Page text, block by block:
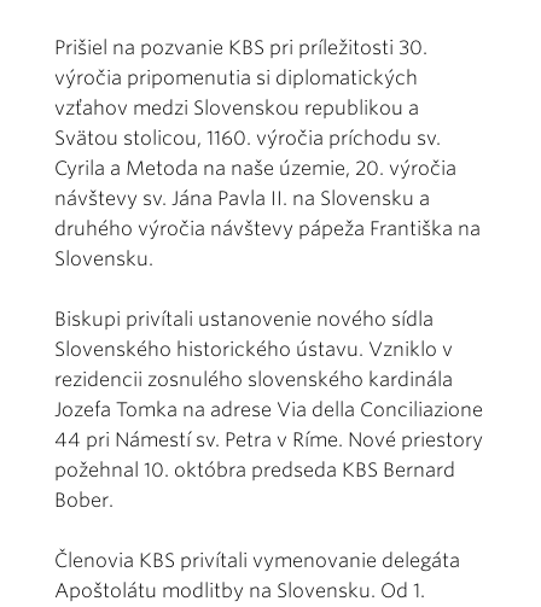
Prišiel na pozvanie KBS pri príležitosti 30.
výročia pripomenutia si diplomatických
vzťahov medzi Slovenskou republikou a
Svätou stolicou, 1160. výročia príchodu sv.
Cyrila a Metoda na naše územie, 20. výročia
návštevy sv. Jána Pavla II. na Slovensku a
druhého výročia návštevy pápeža Františka na
Slovensku.
Biskupi privítali ustanovenie nového sídla
Slovenského historického ústavu. Vzniklo v
rezidencii zosnulého slovenského kardinála
Jozefa Tomka na adrese Via della Conciliazione
44 pri Námestí sv. Petra v Ríme. Nové priestory
požehnal 10. októbra predseda KBS Bernard
Bober.
Členovia KBS privítali vymenovanie delegáta
Apoštolátu modlitby na Slovensku. Od 1.